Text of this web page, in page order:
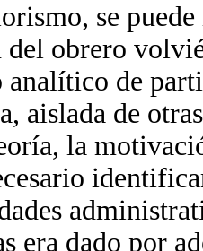
se
obrero
de
aislada de
la
era dado por